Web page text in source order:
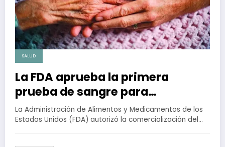
SALUD
La FDA aprueba la primera
prueba de sangre para
diagnosticar Alzheimer
La Administración de Alimentos y Medicamentos de los
Estados Unidos (FDA) autorizó la comercialización del…